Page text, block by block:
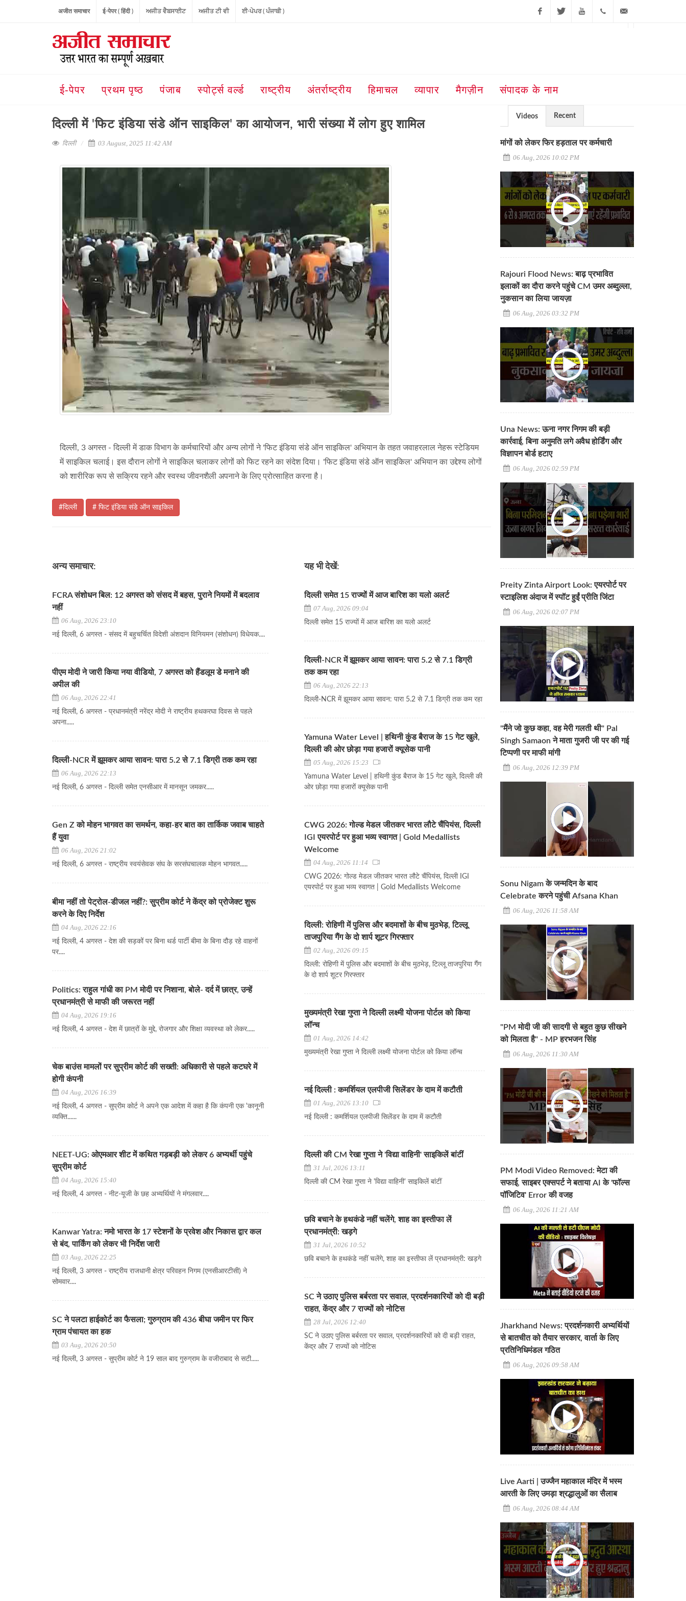
अजीत समाचार ई-पेपर ( हिंदी ) ਅਜੀਤ ਵੈਬਸਾਈਟ ਅਜੀਤ ਟੀ ਵੀ ਈ-ਪੇਪਰ ( ਪੰਜਾਬੀ )
ई-पेपर प्रथम पृष्ठ पंजाब स्पोर्ट्स वर्ल्ड राष्ट्रीय अंतर्राष्ट्रीय हिमाचल व्यापार मैगज़ीन संपादक के नाम
दिल्ली में 'फिट इंडिया संडे ऑन साइकिल' का आयोजन, भारी संख्या में लोग हुए शामिल
दिल्ली 03 August, 2025 11:42 AM
दिल्ली, 3 अगस्त - दिल्ली में डाक विभाग के कर्मचारियों और अन्य लोगों ने 'फिट इंडिया संडे ऑन साइकिल' अभियान के तहत जवाहरलाल नेहरू स्टेडियम
में साइकिल चलाई। इस दौरान लोगों ने साइकिल चलाकर लोगों को फिट रहने का संदेश दिया। 'फिट इंडिया संडे ऑन साइकिल' अभियान का उद्देश्य लोगों
को शारीरिक रूप से सक्रिय रहने और स्वस्थ जीवनशैली अपनाने के लिए प्रोत्साहित करना है।
#दिल्ली # फिट इंडिया संडे ऑन साइकिल
अन्य समाचार:
FCRA संशोधन बिल: 12 अगस्त को संसद में बहस, पुराने नियमों में बदलाव
नहीं
06 Aug, 2026 23:10
नई दिल्ली, 6 अगस्त - संसद में बहुचर्चित विदेशी अंशदान विनियमन (संशोधन) विधेयक....
पीएम मोदी ने जारी किया नया वीडियो, 7 अगस्त को हैंडलूम डे मनाने की
अपील की
06 Aug, 2026 22:41
नई दिल्ली, 6 अगस्त - प्रधानमंत्री नरेंद्र मोदी ने राष्ट्रीय हथकरघा दिवस से पहले
अपना.....
दिल्ली-NCR में झूमकर आया सावन: पारा 5.2 से 7.1 डिग्री तक कम रहा
06 Aug, 2026 22:13
नई दिल्ली, 6 अगस्त - दिल्ली समेत एनसीआर में मानसून जमकर.....
Gen Z को मोहन भागवत का समर्थन, कहा-हर बात का तार्किक जवाब चाहते
हैं युवा
06 Aug, 2026 21:02
नई दिल्ली, 6 अगस्त - राष्ट्रीय स्वयंसेवक संघ के सरसंघचालक मोहन भागवत.....
बीमा नहीं तो पेट्रोल-डीजल नहीं?: सुप्रीम कोर्ट ने केंद्र को प्रोजेक्ट शुरू
करने के दिए निर्देश
04 Aug, 2026 22:16
नई दिल्ली, 4 अगस्त - देश की सड़कों पर बिना थर्ड पार्टी बीमा के बिना दौड़ रहे वाहनों
पर....
Politics: राहुल गांधी का PM मोदी पर निशाना, बोले- दर्द में छात्र, उन्हें
प्रधानमंत्री से माफी की जरूरत नहीं
04 Aug, 2026 19:16
नई दिल्ली, 4 अगस्त - देश में छात्रों के मुद्दे, रोजगार और शिक्षा व्यवस्था को लेकर.....
चेक बाउंस मामलों पर सुप्रीम कोर्ट की सख्ती: अधिकारी से पहले कटघरे में
होगी कंपनी
04 Aug, 2026 16:39
नई दिल्ली, 4 अगस्त - सुप्रीम कोर्ट ने अपने एक आदेश में कहा है कि कंपनी एक 'कानूनी
व्यक्ति......
NEET-UG: ओएमआर शीट में कथित गड़बड़ी को लेकर 6 अभ्यर्थी पहुंचे
सुप्रीम कोर्ट
04 Aug, 2026 15:40
नई दिल्ली, 4 अगस्त - नीट-यूजी के छह अभ्यर्थियों ने मंगलवार....
Kanwar Yatra: नमो भारत के 17 स्टेशनों के प्रवेश और निकास द्वार कल
से बंद, पार्किंग को लेकर भी निर्देश जारी
03 Aug, 2026 22:25
नई दिल्ली, 3 अगस्त - राष्ट्रीय राजधानी क्षेत्र परिवहन निगम (एनसीआरटीसी) ने
सोमवार....
SC ने पलटा हाईकोर्ट का फैसला; गुरुग्राम की 436 बीघा जमीन पर फिर
ग्राम पंचायत का हक
03 Aug, 2026 20:50
नई दिल्ली, 3 अगस्त - सुप्रीम कोर्ट ने 19 साल बाद गुरुग्राम के वजीराबाद से सटी.....
यह भी देखें:
दिल्ली समेत 15 राज्यों में आज बारिश का यलो अलर्ट
07 Aug, 2026 09:04
दिल्ली समेत 15 राज्यों में आज बारिश का यलो अलर्ट
दिल्ली-NCR में झूमकर आया सावन: पारा 5.2 से 7.1 डिग्री
तक कम रहा
06 Aug, 2026 22:13
दिल्ली-NCR में झूमकर आया सावन: पारा 5.2 से 7.1 डिग्री तक कम रहा
Yamuna Water Level | हथिनी कुंड बैराज के 15 गेट खुले,
दिल्ली की ओर छोड़ा गया हजारों क्यूसेक पानी
05 Aug, 2026 15:23
Yamuna Water Level | हथिनी कुंड बैराज के 15 गेट खुले, दिल्ली की
ओर छोड़ा गया हजारों क्यूसेक पानी
CWG 2026: गोल्ड मेडल जीतकर भारत लौटे चैंपियंस, दिल्ली
IGI एयरपोर्ट पर हुआ भव्य स्वागत | Gold Medallists
Welcome
04 Aug, 2026 11:14
CWG 2026: गोल्ड मेडल जीतकर भारत लौटे चैंपियंस, दिल्ली IGI
एयरपोर्ट पर हुआ भव्य स्वागत | Gold Medallists Welcome
दिल्ली: रोहिणी में पुलिस और बदमाशों के बीच मुठभेड़, टिल्लू
ताजपुरिया गैंग के दो शार्प शूटर गिरफ्तार
02 Aug, 2026 09:15
दिल्ली: रोहिणी में पुलिस और बदमाशों के बीच मुठभेड़, टिल्लू ताजपुरिया गैंग
के दो शार्प शूटर गिरफ्तार
मुख्यमंत्री रेखा गुप्ता ने दिल्ली लक्ष्मी योजना पोर्टल को किया
लॉन्च
01 Aug, 2026 14:42
मुख्यमंत्री रेखा गुप्ता ने दिल्ली लक्ष्मी योजना पोर्टल को किया लॉन्च
नई दिल्ली : कमर्शियल एलपीजी सिलेंडर के दाम में कटौती
01 Aug, 2026 13:10
नई दिल्ली : कमर्शियल एलपीजी सिलेंडर के दाम में कटौती
दिल्ली की CM रेखा गुप्ता ने 'विद्या वाहिनी' साइकिलें बांटीं
31 Jul, 2026 13:11
दिल्ली की CM रेखा गुप्ता ने 'विद्या वाहिनी' साइकिलें बांटीं
छवि बचाने के हथकंडे नहीं चलेंगे, शाह का इस्तीफा लें
प्रधानमंत्री: खड़गे
31 Jul, 2026 10:52
छवि बचाने के हथकंडे नहीं चलेंगे, शाह का इस्तीफा लें प्रधानमंत्री: खड़गे
SC ने उठाए पुलिस बर्बरता पर सवाल, प्रदर्शनकारियों को दी बड़ी
राहत, केंद्र और 7 राज्यों को नोटिस
28 Jul, 2026 12:40
SC ने उठाए पुलिस बर्बरता पर सवाल, प्रदर्शनकारियों को दी बड़ी राहत,
केंद्र और 7 राज्यों को नोटिस
Videos Recent
मांगों को लेकर फिर हड़ताल पर कर्मचारी
06 Aug, 2026 10:02 PM
Rajouri Flood News: बाढ़ प्रभावित
इलाकों का दौरा करने पहुंचे CM उमर अब्दुल्ला,
नुकसान का लिया जायज़ा
06 Aug, 2026 03:32 PM
Una News: ऊना नगर निगम की बड़ी
कार्रवाई, बिना अनुमति लगे अवैध होर्डिंग और
विज्ञापन बोर्ड हटाए
06 Aug, 2026 02:59 PM
Preity Zinta Airport Look: एयरपोर्ट पर
स्टाइलिश अंदाज में स्पॉट हुईं प्रीति जिंटा
06 Aug, 2026 02:07 PM
"मैंने जो कुछ कहा, वह मेरी गलती थी" Pal
Singh Samaon ने माता गुजरी जी पर की गई
टिप्पणी पर माफी मांगी
06 Aug, 2026 12:39 PM
Sonu Nigam के जन्मदिन के बाद
Celebrate करने पहुंची Afsana Khan
06 Aug, 2026 11:58 AM
"PM मोदी जी की सादगी से बहुत कुछ सीखने
को मिलता है" - MP हरभजन सिंह
06 Aug, 2026 11:30 AM
PM Modi Video Removed: मेटा की
सफाई, साइबर एक्सपर्ट ने बताया AI के 'फॉल्स
पॉजिटिव' Error की वजह
06 Aug, 2026 11:21 AM
Jharkhand News: प्रदर्शनकारी अभ्यर्थियों
से बातचीत को तैयार सरकार, वार्ता के लिए
प्रतिनिधिमंडल गठित
06 Aug, 2026 09:58 AM
Live Aarti | उज्जैन महाकाल मंदिर में भस्म
आरती के लिए उमड़ा श्रद्धालुओं का सैलाब
06 Aug, 2026 08:44 AM